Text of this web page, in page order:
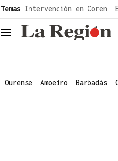
Temas Intervención en Coren
header.menu.open
Ourense Amoeiro Barbadás